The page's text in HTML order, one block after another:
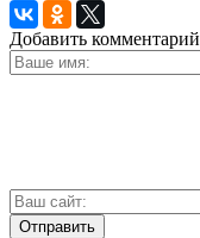
Добавить комментарий